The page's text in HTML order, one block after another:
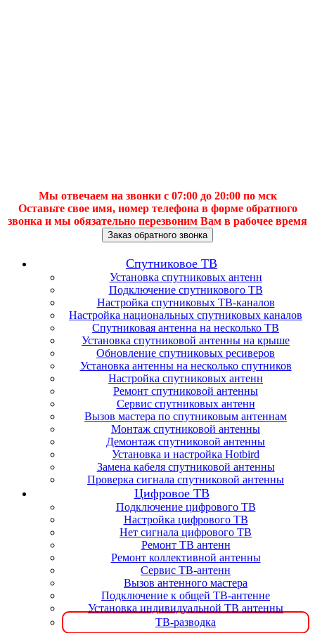
Мы отвечаем на звонки с 07:00 до 20:00 по мск
Оставьте свое имя, номер телефона в форме обратного
звонка и мы обязательно перезвоним Вам в рабочее время
Заказ обратного звонка
Спутниковое ТВ
Установка спутниковых антенн
Подключение спутникового ТВ
Настройка спутниковых ТВ-каналов
Настройка национальных спутниковых каналов
Спутниковая антенна на несколько ТВ
Установка спутниковой антенны на крыше
Обновление спутниковых ресиверов
Установка антенны на несколько спутников
Настройка спутниковых антенн
Ремонт спутниковой антенны
Сервис спутниковых антенн
Вызов мастера по спутниковым антеннам
Монтаж спутниковой антенны
Демонтаж спутниковой антенны
Установка и настройка Hotbird
Замена кабеля спутниковой антенны
Проверка сигнала спутниковой антенны
Цифровое ТВ
Подключение цифрового ТВ
Настройка цифрового ТВ
Нет сигнала цифрового ТВ
Ремонт ТВ антенн
Ремонт коллективной антенны
Сервис ТВ-антенн
Вызов антенного мастера
Подключение к общей ТВ-антенне
Установка индивидуальной ТВ антенны
ТВ-разводка